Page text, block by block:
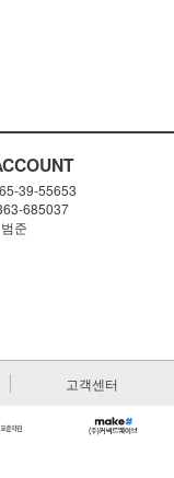
39-55653
685037
준
고객센터